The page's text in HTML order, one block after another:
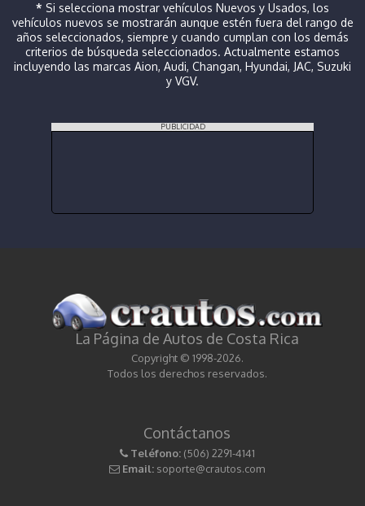
* Si selecciona mostrar vehículos Nuevos y Usados, los
vehículos nuevos se mostrarán aunque estén fuera del rango de
años seleccionados, siempre y cuando cumplan con los demás
criterios de búsqueda seleccionados. Actualmente estamos
incluyendo las marcas Aion, Audi, Changan, Hyundai, JAC, Suzuki
y VGV.
PUBLICIDAD
La Página de Autos de Costa Rica
Copyright © 1998-2026.
Todos los derechos reservados.
Contáctanos
Teléfono: (506) 2291-4141
Email: soporte@crautos.com